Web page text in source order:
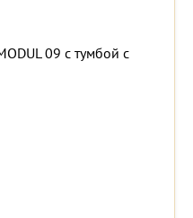
09 с тумбой с